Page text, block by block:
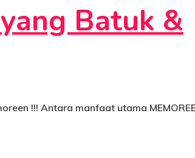
Batuk &
!!! Antara manfaat utama